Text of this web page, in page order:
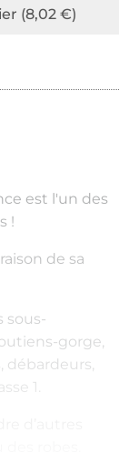
est l'un des
!
de sa
sous-
gorge,
débardeurs,
1.